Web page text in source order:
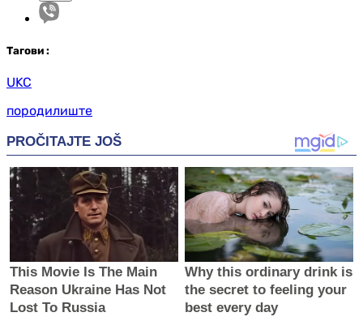
Тагови :
UKC
породилиште